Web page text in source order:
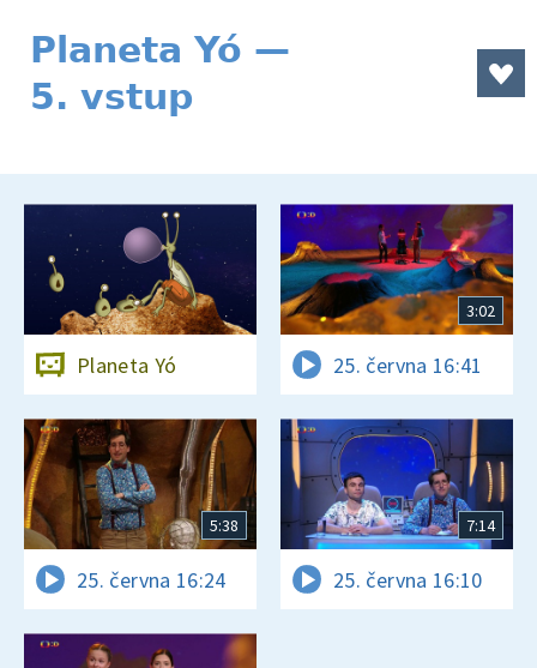
Planeta Yó —
5. vstup
Planeta Yó
3:02
25. června 16:41
5:38
25. června 16:24
7:14
25. června 16:10